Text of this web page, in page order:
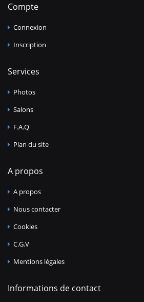
Compte
Connexion
Inscription
Services
Photos
Salons
F.A.Q
Plan du site
A propos
A propos
Nous contacter
Cookies
C.G.V
Mentions légales
Informations de contact